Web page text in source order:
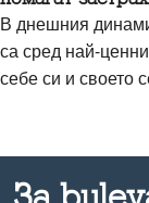
В днешния
са сред най-
себе си и своето